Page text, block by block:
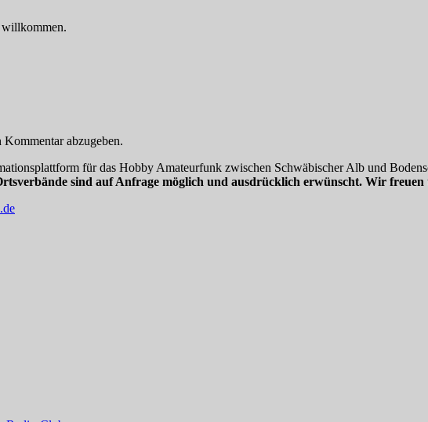
willkommen.
Kommentar abzugeben.
für das Hobby Amateurfunk zwischen Schwäbischer Alb und
sind auf Anfrage möglich und ausdrücklich erwünscht. Wir freuen